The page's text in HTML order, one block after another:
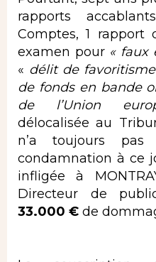
rapports
Comptes, 1 rapport
examen pour « faux
« délit de favoritisme
de fonds en bande
de l’Union
délocalisée au
n’a toujours
condamnation à ce
infligée à
Directeur de
33.000 € de